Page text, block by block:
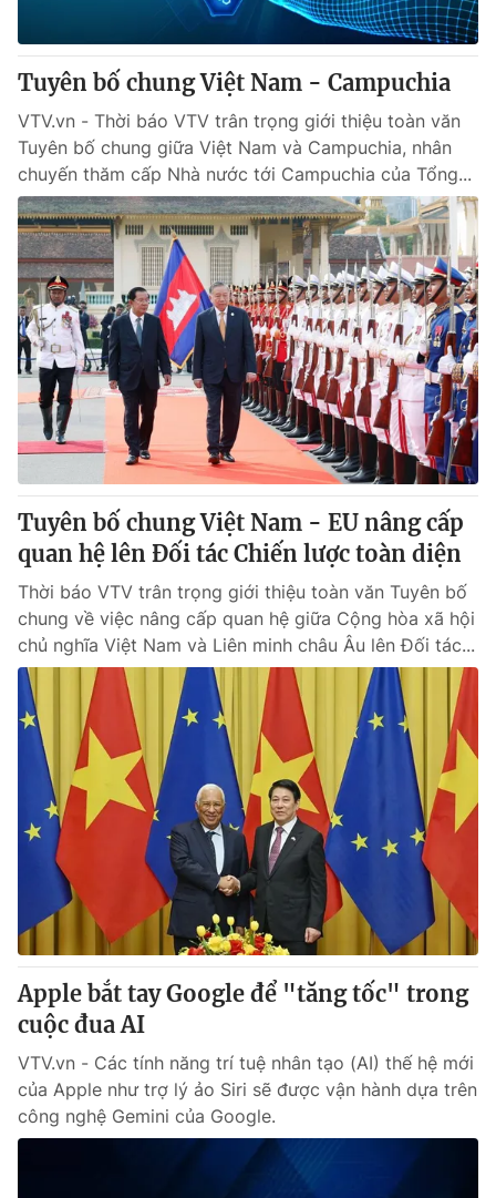
Tuyên bố chung Việt Nam - Campuchia
VTV.vn - Thời báo VTV trân trọng giới thiệu toàn văn
Tuyên bố chung giữa Việt Nam và Campuchia, nhân
chuyến thăm cấp Nhà nước tới Campuchia của Tổng...
Tuyên bố chung Việt Nam - EU nâng cấp
quan hệ lên Đối tác Chiến lược toàn diện
Thời báo VTV trân trọng giới thiệu toàn văn Tuyên bố
chung về việc nâng cấp quan hệ giữa Cộng hòa xã hội
chủ nghĩa Việt Nam và Liên minh châu Âu lên Đối tác...
Apple bắt tay Google để "tăng tốc" trong
cuộc đua AI
VTV.vn - Các tính năng trí tuệ nhân tạo (AI) thế hệ mới
của Apple như trợ lý ảo Siri sẽ được vận hành dựa trên
công nghệ Gemini của Google.